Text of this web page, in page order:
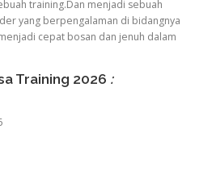
training.Dan menjadi sebuah
yang berpengalaman di bidangnya
cepat bosan dan jenuh dalam
Training 2026 :